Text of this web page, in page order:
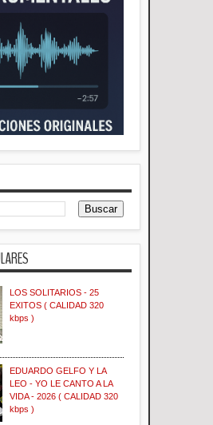
LOS SOLITARIOS - 25
EXITOS ( CALIDAD 320
kbps )
EDUARDO GELFO Y LA
LEO - YO LE CANTO A LA
VIDA - 2026 ( CALIDAD 320
kbps )